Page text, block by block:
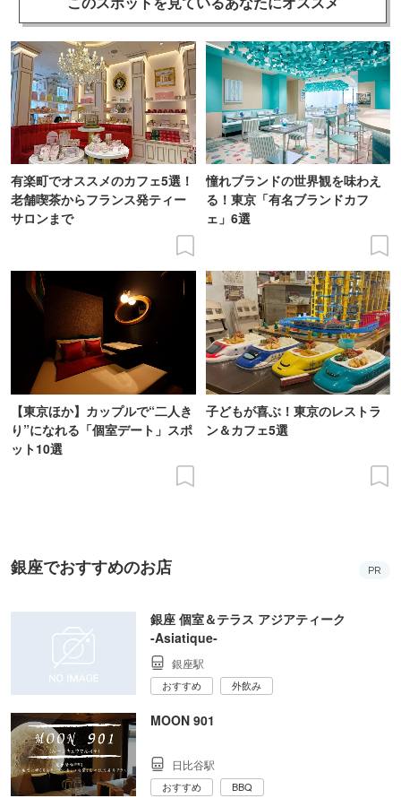
有楽町でオススメのカフェ5選！
老舗喫茶からフランス発ティー
サロンまで
憧れブランドの世界観を味わえ
る！東京「有名ブランドカフ
ェ」6選
【東京ほか】カップルで“二人き
り”になれる「個室デート」スポ
ット10選
子どもが喜ぶ！東京のレストラ
ン＆カフェ5選
銀座でおすすめのお店 PR
銀座 個室＆テラス アジアティーク
‐Asiatique‐
銀座駅
おすすめ 外飲み
MOON 901
日比谷駅
おすすめ BBQ